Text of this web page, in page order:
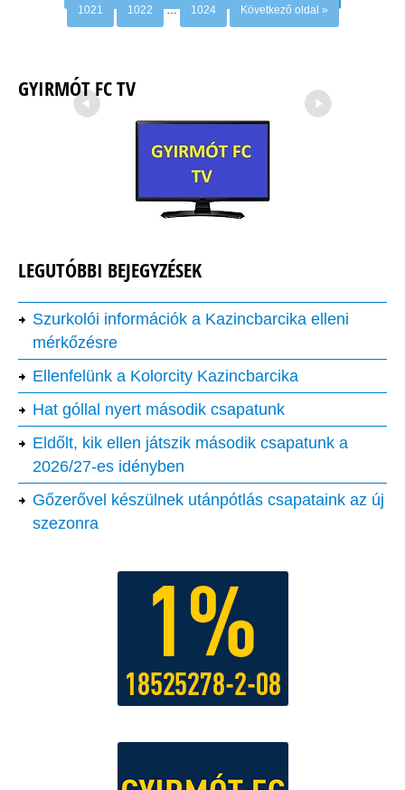
←
1021
1022 … 1024 Következő oldal »
→
GYIRMÓT FC TV
LEGUTÓBBI BEJEGYZÉSEK
Szurkolói információk a Kazincbarcika elleni
mérkőzésre
Ellenfelünk a Kolorcity Kazincbarcika
Hat góllal nyert második csapatunk
Eldőlt, kik ellen játszik második csapatunk a
2026/27-es idényben
Gőzerővel készülnek utánpótlás csapataink az új
szezonra